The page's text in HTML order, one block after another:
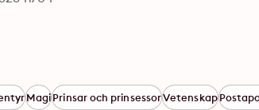
MagiPrinsar och prinsessorVetenskap